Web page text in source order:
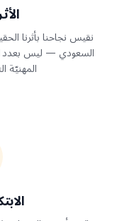
نقيس نجاحنا بأثرنا
السعودي — ليس بعدد
المهنيّة